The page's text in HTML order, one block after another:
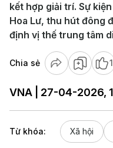
kết hợp giải trí. Sự
Hoa Lư, thu hút đông
định vị thế trung tâm
Chia sẻ 1
VNA | 27-04-2026,
Từ khóa: Xã hội